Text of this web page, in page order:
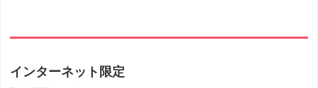
インターネット限定